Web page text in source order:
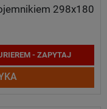
298x180
- ZAPYTAJ